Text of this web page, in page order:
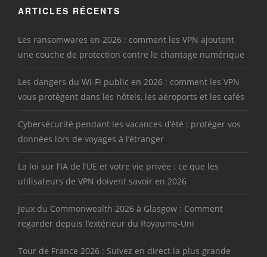
ARTICLES RÉCENTS
Les ransomwares en 2026 : comment les VPN ajoutent
une couche de protection contre le chantage numérique
Les dangers du Wi-Fi public en 2026 : comment les VPN
vous protègent dans les hôtels, les aéroports et les cafés
Cybersécurité pendant les vacances d’été : protéger vos
données lors de voyages à l’étranger
La loi sur l’IA de l’UE et votre vie privée : ce que les
utilisateurs de VPN doivent savoir en 2026
Jeux du Commonwealth 2026 à Glasgow : Comment
regarder depuis l’extérieur du Royaume-Uni
Tour de France 2026 : Suivez en direct la plus grande